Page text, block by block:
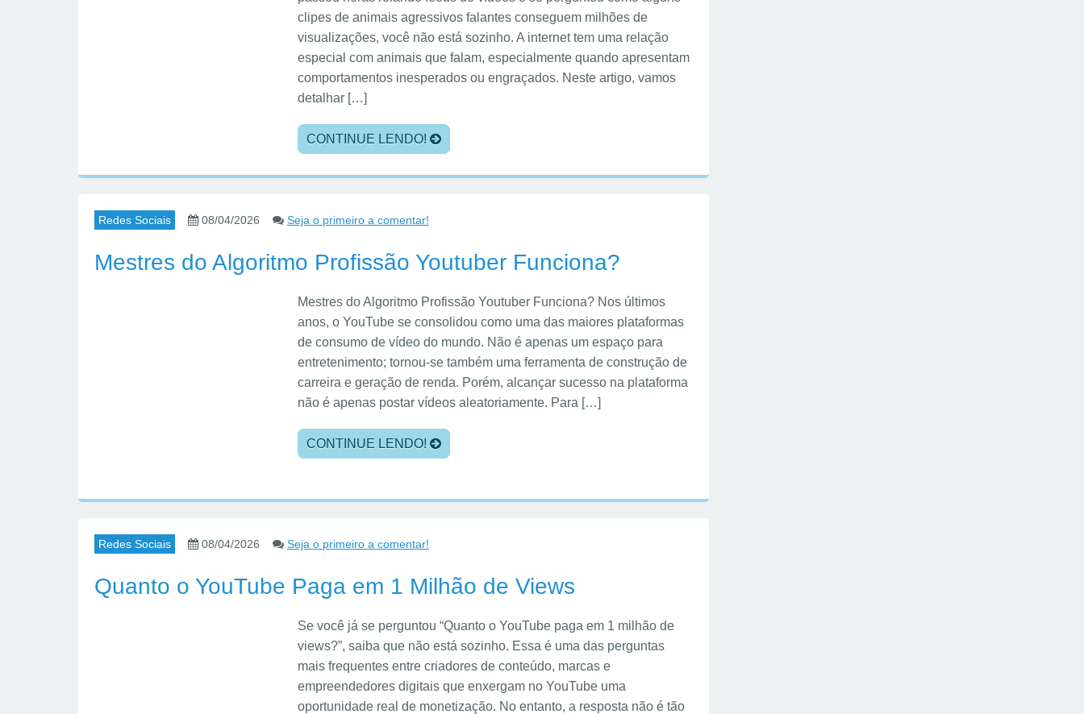
clipes de animais agressivos falantes conseguem milhões de
visualizações, você não está sozinho. A internet tem uma relação
especial com animais que falam, especialmente quando apresentam
comportamentos inesperados ou engraçados. Neste artigo, vamos
detalhar […]
CONTINUE LENDO!
Redes Sociais 08/04/2026 Seja o primeiro a comentar!
Mestres do Algoritmo Profissão Youtuber Funciona?
Mestres do Algoritmo Profissão Youtuber Funciona? Nos últimos
anos, o YouTube se consolidou como uma das maiores plataformas
de consumo de vídeo do mundo. Não é apenas um espaço para
entretenimento; tornou-se também uma ferramenta de construção de
carreira e geração de renda. Porém, alcançar sucesso na plataforma
não é apenas postar vídeos aleatoriamente. Para […]
CONTINUE LENDO!
Redes Sociais 08/04/2026 Seja o primeiro a comentar!
Quanto o YouTube Paga em 1 Milhão de Views
Se você já se perguntou “Quanto o YouTube paga em 1 milhão de
views?”, saiba que não está sozinho. Essa é uma das perguntas
mais frequentes entre criadores de conteúdo, marcas e
empreendedores digitais que enxergam no YouTube uma
oportunidade real de monetização. No entanto, a resposta não é tão